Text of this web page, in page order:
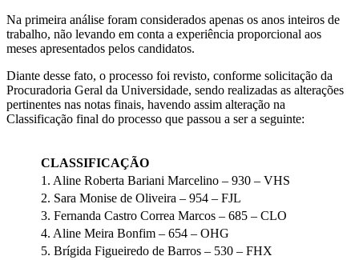
Na primeira análise foram considerados apenas os anos inteiros de
trabalho, não levando em conta a experiência proporcional aos
meses apresentados pelos candidatos.
Diante desse fato, o processo foi revisto, conforme solicitação da
Procuradoria Geral da Universidade, sendo realizadas as alterações
pertinentes nas notas finais, havendo assim alteração na
Classificação final do processo que passou a ser a seguinte:
CLASSIFICAÇÃO
1. Aline Roberta Bariani Marcelino – 930 – VHS
2. Sara Monise de Oliveira – 954 – FJL
3. Fernanda Castro Correa Marcos – 685 – CLO
4. Aline Meira Bonfim – 654 – OHG
5. Brígida Figueiredo de Barros – 530 – FHX